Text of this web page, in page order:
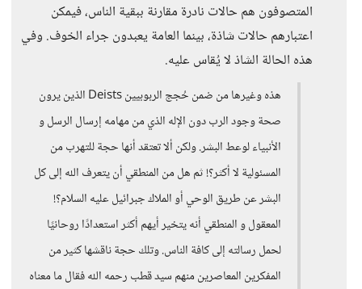
المتصوفون هم حالات نادرة مقارنة ببقية الناس، فيمكن
اعتبارهم حالات شاذة، بينما العامة يعبدون جراء الخوف. وفي
هذه الحالة الشاذ لا يُقاس عليه.
هذه وغيرها من ضمن حُجج الربوبيين Deists الذين يرون
صحة وجود الرب دون الإله الذي من مهامه إرسال الرسل و
الأنبياء لوعط البشر. ولكن ألا تعتقد أنها حجة للتهرب من
المسئولية لا أكثر؟! ثم هل من المنطقي أن يتعرف الله إلى كل
البشر عن طريق الوحي أو الملاك جبرائيل عليه السلام؟!
المعقول و المنطقي أنه يتخير أيهم أكثر استعدادًا روحانيًا
لحمل رسالته إلى كافة الناس. وتلك حجة ناقشها كثير من
المفكرين المعاصرين منهم سيد قطب رحمه الله فقال ما معناه